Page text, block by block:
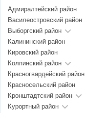
Адмиралтейский район
Василеостровский район
Выборгский район
Калининский район
Кировский район
Колпинский район
Красногвардейский район
Красносельский район
Кронштадтский район
Курортный район